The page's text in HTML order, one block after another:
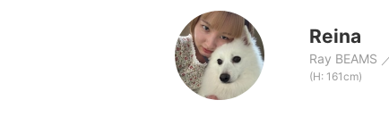
Reina
Ray BEAMS
(H: 161cm)